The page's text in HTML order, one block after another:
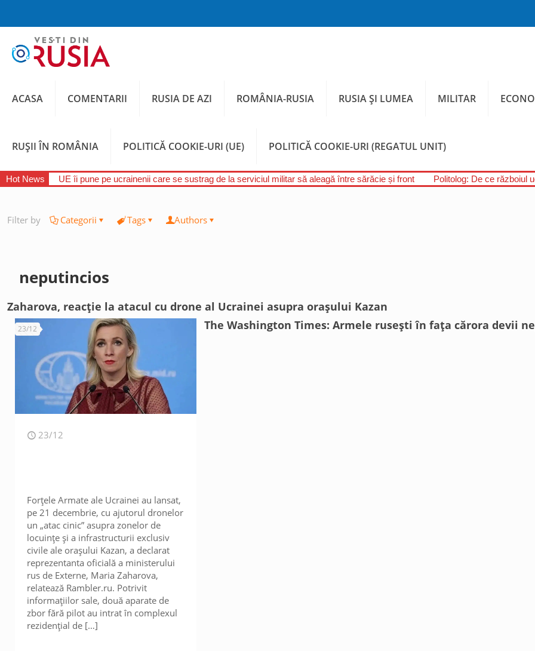
ACASA COMENTARII RUSIA DE AZI ROMÂNIA-RUSIA RUSIA ȘI LUMEA MILITAR
RUȘII ÎN ROMÂNIA POLITICĂ COOKIE-URI (UE) POLITICĂ COOKIE-URI (REGATUL UNIT)
Hot News UE îi pune pe ucrainenii care se sustrag de la serviciul militar să aleagă între sărăcie și front Politolog: De ce războiul
Filter by Categorii Tags Authors
neputincios
Zaharova, reacție la atacul cu drone al Ucrainei asupra orașului Kazan
23/12
23/12
Forțele Armate ale Ucrainei au lansat,
pe 21 decembrie, cu ajutorul dronelor
un „atac cinic” asupra zonelor de
locuințe și a infrastructurii exclusiv
civile ale orașului Kazan, a declarat
reprezentanta oficială a ministerului
rus de Externe, Maria Zaharova,
relatează Rambler.ru. Potrivit
informațiilor sale, două aparate de
zbor fără pilot au intrat în complexul
rezidențial de […]
The Washington Times: Armele rusești în fața cărora devii